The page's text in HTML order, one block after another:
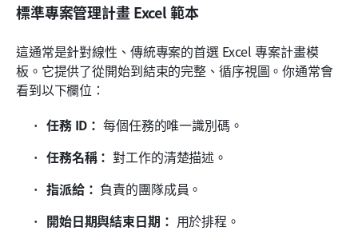
標準專案管理計畫 Excel 範本
這通常是針對線性、傳統專案的首選 Excel 專案計畫模
板。它提供了從開始到結束的完整、循序視圖。你通常會
看到以下欄位：
任務 ID： 每個任務的唯一識別碼。
任務名稱： 對工作的清楚描述。
指派給： 負責的團隊成員。
開始日期與結束日期： 用於排程。